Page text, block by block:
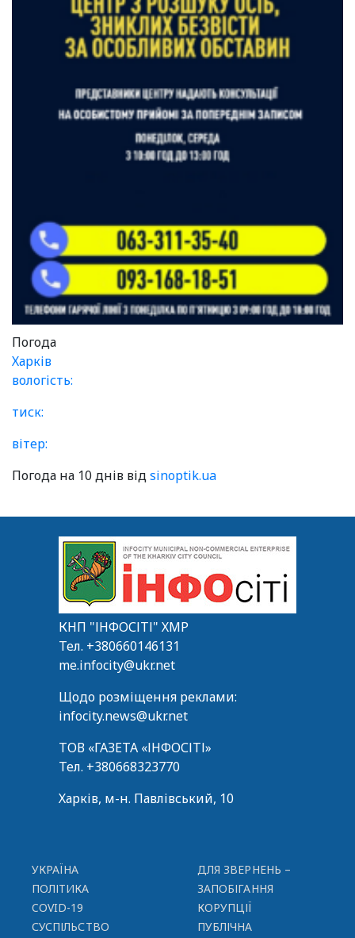
Погода
Харків
вологість:
тиск:
вітер:
Погода на 10 днів відsinoptik.ua
КНП "ІНФОСІТІ" ХМР
Тел. +380660146131
me.infocity@ukr.net
Щодо розміщення реклами:
infocity.news@ukr.net
ТОВ «ГАЗЕТА «ІНФОСІТІ»
Тел. +380668323770
Харків, м-н. Павлівський, 10
УКРАЇНА
ПОЛІТИКА
COVID-19
СУСПІЛЬСТВО
ДЛЯ ЗВЕРНЕНЬ –
ЗАПОБІГАННЯ
КОРУПЦІЇ
ПУБЛІЧНА